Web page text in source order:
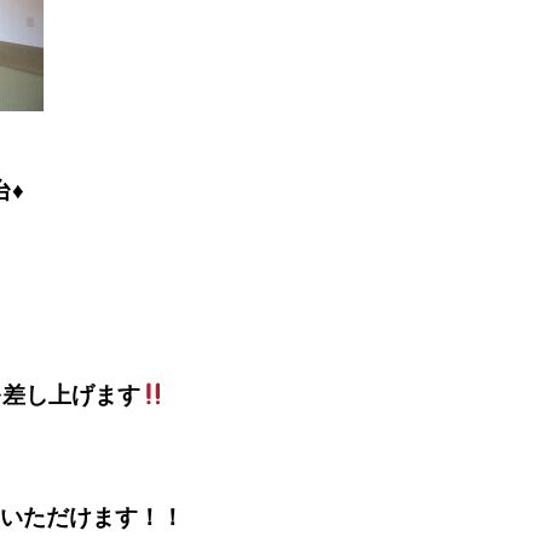
♦
し上げます
ただけます！！